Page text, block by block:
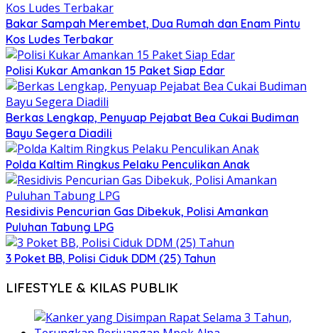
Bakar Sampah Merembet, Dua Rumah dan Enam Pintu
Kos Ludes Terbakar
Polisi Kukar Amankan 15 Paket Siap Edar
Berkas Lengkap, Penyuap Pejabat Bea Cukai Budiman
Bayu Segera Diadili
Polda Kaltim Ringkus Pelaku Penculikan Anak
Residivis Pencurian Gas Dibekuk, Polisi Amankan
Puluhan Tabung LPG
3 Poket BB, Polisi Ciduk DDM (25) Tahun
LIFESTYLE & KILAS PUBLIK